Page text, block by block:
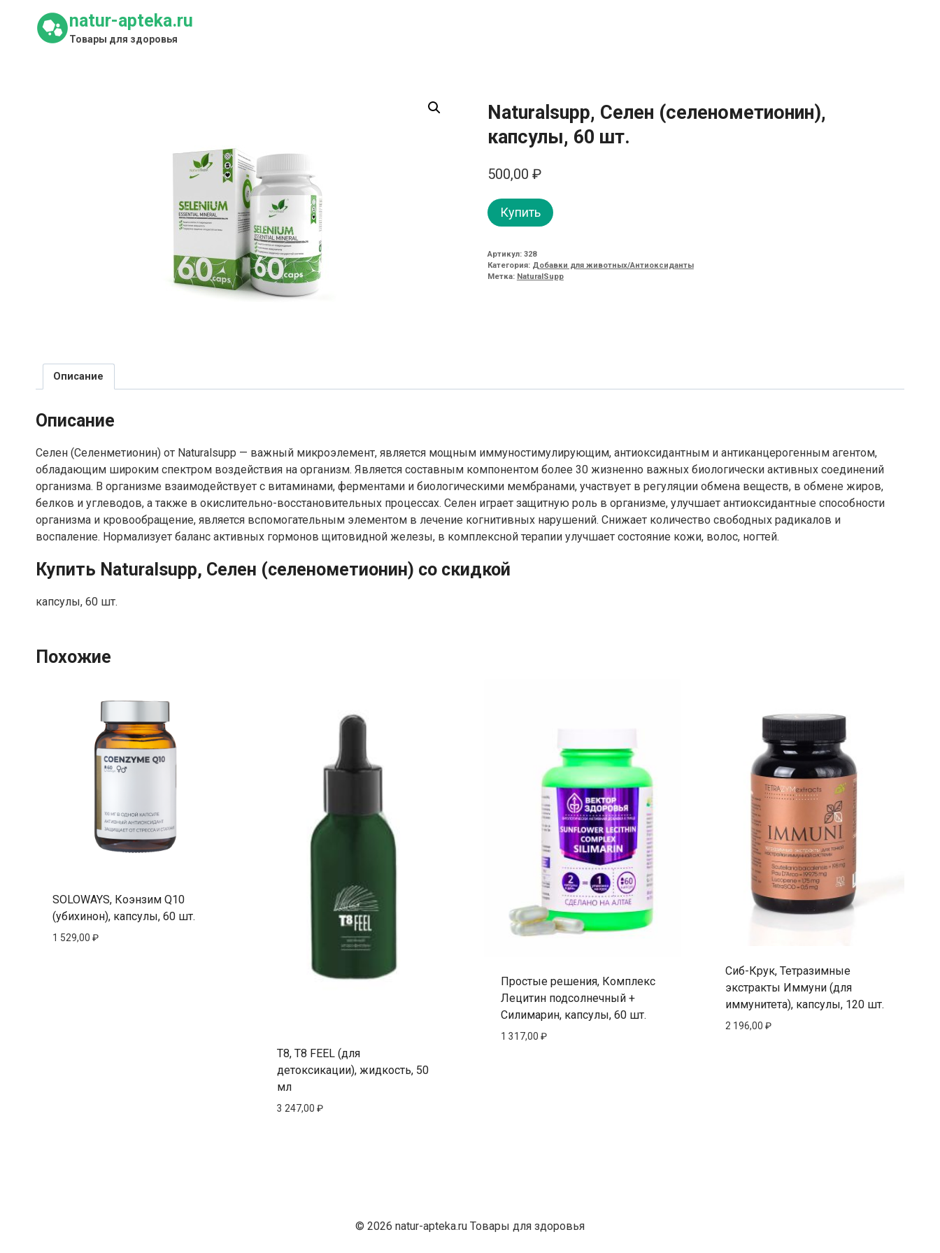
содержимому
natur-apteka.ru
Товары для здоровья
Naturalsupp, Селен (селенометионин),
капсулы, 60 шт.
500,00 ₽
Купить
Артикул: 328
Категория: Добавки для животных/Антиоксиданты
Метка: NaturalSupp
Описание
Описание
Селен (Селенметионин) от Naturalsupp — важный микроэлемент, является мощным иммуностимулирующим, антиоксидантным и антиканцерогенным агентом,
обладающим широким спектром воздействия на организм. Является составным компонентом более 30 жизненно важных биологически активных соединений
организма. В организме взаимодействует с витаминами, ферментами и биологическими мембранами, участвует в регуляции обмена веществ, в обмене жиров,
белков и углеводов, а также в окислительно-восстановительных процессах. Селен играет защитную роль в организме, улучшает антиоксидантные способности
организма и кровообращение, является вспомогательным элементом в лечение когнитивных нарушений. Снижает количество свободных радикалов и
воспаление. Нормализует баланс активных гормонов щитовидной железы, в комплексной терапии улучшает состояние кожи, волос, ногтей.
Купить Naturalsupp, Селен (селенометионин) со скидкой
капсулы, 60 шт.
Похожие
SOLOWAYS, Коэнзим Q10
(убихинон), капсулы, 60 шт.
1 529,00 ₽
T8, Т8 FEEL (для
детоксикации), жидкость, 50
мл
3 247,00 ₽
Простые решения, Комплекс
Лецитин подсолнечный +
Силимарин, капсулы, 60 шт.
1 317,00 ₽
Сиб-Крук, Тетразимные
экстракты Иммуни (для
иммунитета), капсулы, 120 шт.
2 196,00 ₽
© 2026 natur-apteka.ru Товары для здоровья